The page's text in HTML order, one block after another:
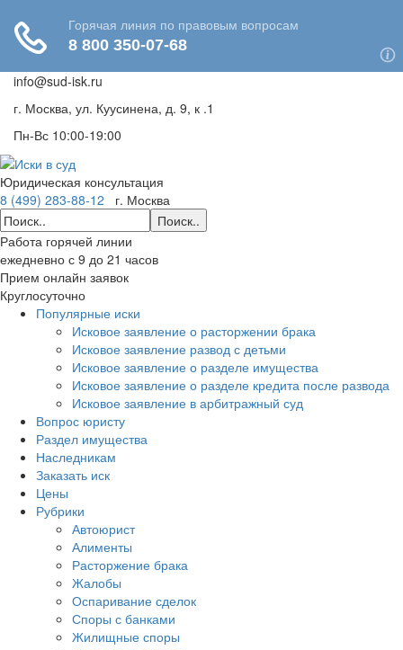
info@sud-isk.ru
г. Москва, ул. Куусинена, д. 9, к .1
Пн-Вс 10:00-19:00
Юридическая консультация
8 (499) 283-88-12
г. Москва
Поиск..
Работа горячей линии
ежедневно с 9 до 21 часов
Прием онлайн заявок
Круглосуточно
Популярные иски
Исковое заявление о расторжении брака
Исковое заявление развод с детьми
Исковое заявление о разделе имущества
Исковое заявление о разделе кредита после развода
Исковое заявление в арбитражный суд
Вопрос юристу
Раздел имущества
Наследникам
Заказать иск
Цены
Рубрики
Автоюрист
Алименты
Расторжение брака
Жалобы
Оспаривание сделок
Споры с банками
Жилищные споры